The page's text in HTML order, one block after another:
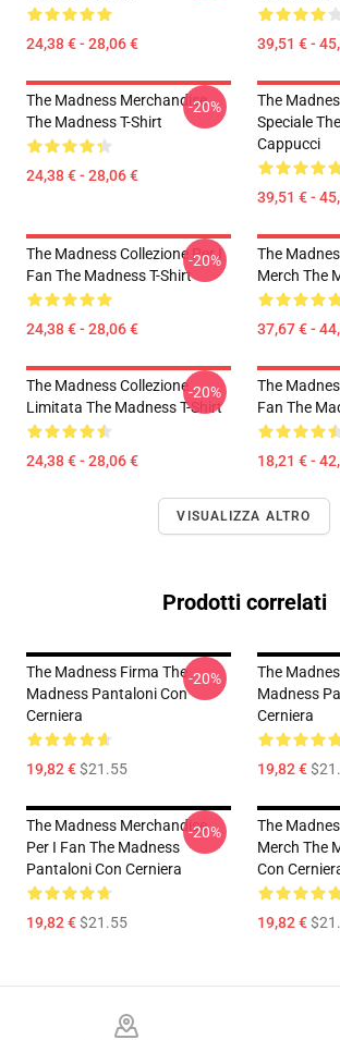
24,38 € - 28,06 € 39,51 € -
The Madness Merchandise
The Madness T-Shirt
24,38 € - 28,06 €
-20%
The
Speciale
Cappucci
39,51 € -
The Madness Collezione Per I
Fan The Madness T-Shirt
24,38 € - 28,06 €
-20%
The
Merch The
37,67 € -
The Madness Collezione
Limitata The Madness T-Shirt
24,38 € - 28,06 €
-20%
The
Fan The
18,21 € -
VISUALIZZA ALTRO
Prodotti correlati
The Madness Firma The
Madness Pantaloni Con
Cerniera
19,82 €$21.55
-20%
The
Madness
Cerniera
19,82 €
The Madness Merchandise
Per I Fan The Madness
Pantaloni Con Cerniera
19,82 €$21.55
-20%
The
Merch The
Con
19,82 €